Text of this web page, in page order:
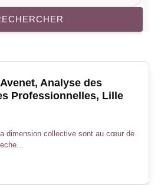
Analyse des
Professionnelles, Lille
dimension collective sont au cœur de